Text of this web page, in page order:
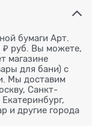
бумаги Арт.
₽ руб. Вы можете,
магазине
для бани) с
Мы доставим
Санкт-
и другие города